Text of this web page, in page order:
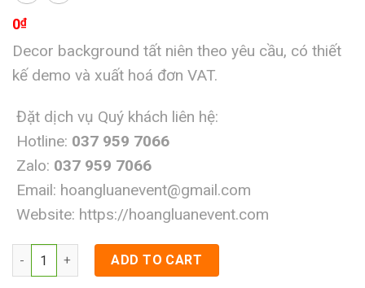
0₫
Decor background tất niên theo yêu cầu, có thiết
kế demo và xuất hoá đơn VAT.
Đặt dịch vụ Quý khách liên hệ:
Hotline: 037 959 7066
Zalo: 037 959 7066
Email: hoangluanevent@gmail.com
Website: https://hoangluanevent.com
Decor background tất niên quantity
ADD TO CART